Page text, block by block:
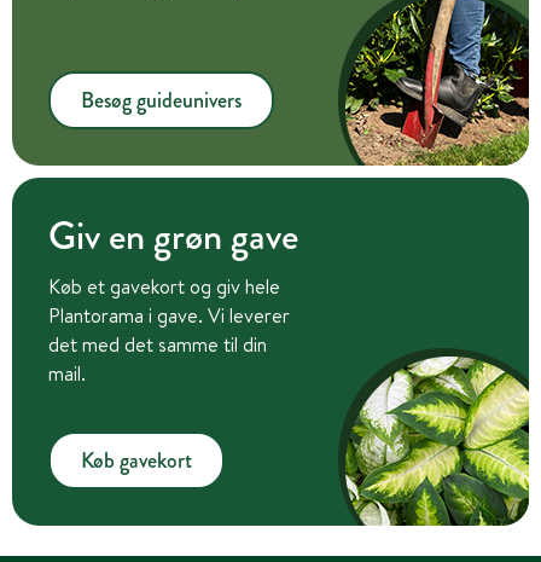
Besøg guideunivers
Giv en grøn gave
Køb et gavekort og giv hele
Plantorama i gave. Vi leverer
det med det samme til din
mail.
Køb gavekort